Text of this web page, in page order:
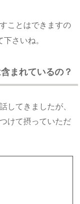
ことはできますの
さいね。
まれているの？
してきましたが、
けて摂っていただ